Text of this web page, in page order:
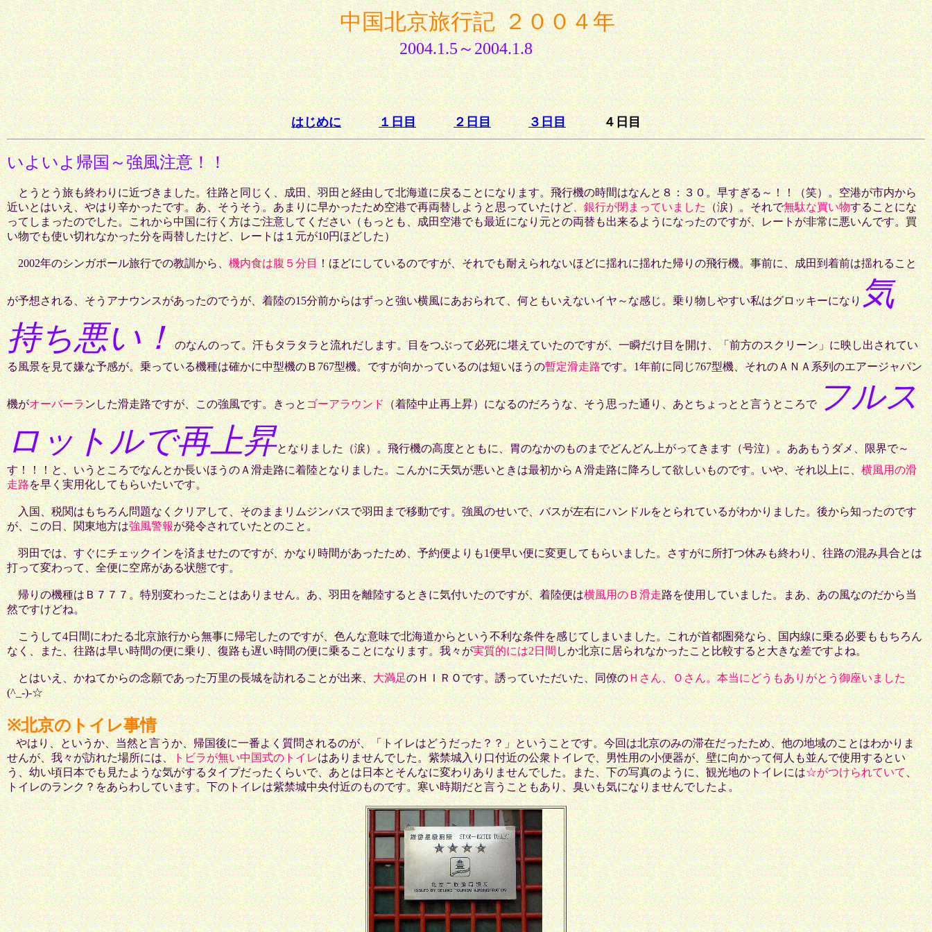
中国北京旅行記 ２００４年
2004.1.5～2004.1.8
はじめに １日目 ２日目 ３日目４日目
いよいよ帰国～強風注意！！
とうとう旅も終わりに近づきました。往路と同じく、成田、羽田と経由して北海道に戻ることになります。飛行機の時間はなんと８：３０。早すぎる～！！（笑）。空港が市内から
近いとはいえ、やはり辛かったです。あ、そうそう。あまりに早かったため空港で再両替しようと思っていたけど、銀行が閉まっていました（涙）。それで無駄な買い物することにな
ってしまったのでした。これから中国に行く方はご注意してください（もっとも、成田空港でも最近になり元との両替も出来るようになったのですが、レートが非常に悪いんです。買
い物でも使い切れなかった分を両替したけど、レートは１元が10円ほどした）
2002年のシンガポール旅行での教訓から、機内食は腹５分目！ほどにしているのですが、それでも耐えられないほどに揺れに揺れた帰りの飛行機。事前に、成田到着前は揺れること
が予想される、そうアナウンスがあったのでうが、着陸の15分前からはずっと強い横風にあおられて、何ともいえないイヤ～な感じ。乗り物しやすい私はグロッキーになり気
持ち悪い！のなんのって。汗もタラタラと流れだします。目をつぶって必死に堪えていたのですが、一瞬だけ目を開け、「前方のスクリーン」に映し出されてい
る風景を見て嫌な予感が。乗っている機種は確かに中型機のＢ767型機。ですが向かっているのは短いほうの暫定滑走路です。1年前に同じ767型機、それのＡＮＡ系列のエアージャパン
機がオーバーランした滑走路ですが、この強風です。きっとゴーアラウンド（着陸中止再上昇）になるのだろうな、そう思った通り、あとちょっとと言うところでフルス
ロットルで再上昇となりました（涙）。飛行機の高度とともに、胃のなかのものまでどんどん上がってきます（号泣）。ああもうダメ、限界で～
す！！！と、いうところでなんとか長いほうのＡ滑走路に着陸となりました。こんかに天気が悪いときは最初からＡ滑走路に降ろして欲しいものです。いや、それ以上に、横風用の滑
走路を早く実用化してもらいたいです。
入国、税関はもちろん問題なくクリアして、そのままリムジンバスで羽田まで移動です。強風のせいで、バスが左右にハンドルをとられているがわかりました。後から知ったのです
が、この日、関東地方は強風警報が発令されていたとのこと。
羽田では、すぐにチェックインを済ませたのですが、かなり時間があったため、予約便よりも1便早い便に変更してもらいました。さすがに所打つ休みも終わり、往路の混み具合とは
打って変わって、全便に空席がある状態です。
帰りの機種はＢ７７７。特別変わったことはありません。あ、羽田を離陸するときに気付いたのですが、着陸便は横風用のＢ滑走路を使用していました。まあ、あの風なのだから当
然ですけどね。
こうして4日間にわたる北京旅行から無事に帰宅したのですが、色んな意味で北海道からという不利な条件を感じてしまいました。これが首都圏発なら、国内線に乗る必要ももちろん
なく、また、往路は早い時間の便に乗り、復路も遅い時間の便に乗ることになります。我々が実質的には2日間しか北京に居られなかったこと比較すると大きな差ですよね。
とはいえ、かねてからの念願であった万里の長城を訪れることが出来、大満足のＨＩＲＯです。誘っていただいた、同僚のＨさん、Ｏさん。本当にどうもありがとう御座いました
(^_-)-☆
※北京のトイレ事情
やはり、というか、当然と言うか、帰国後に一番よく質問されるのが、「トイレはどうだった？？」ということです。今回は北京のみの滞在だったため、他の地域のことはわかりま
せんが、我々が訪れた場所には、トビラが無い中国式のトイレはありませんでした。紫禁城入り口付近の公衆トイレで、男性用の小便器が、壁に向かって何人も並んで使用するとい
う、幼い頃日本でも見たような気がするタイプだったくらいで、あとは日本とそんなに変わりありませんでした。また、下の写真のように、観光地のトイレには☆がつけられていて、
トイレのランク？をあらわしています。下のトイレは紫禁城中央付近のものです。寒い時期だと言うこともあり、臭いも気になりませんでしたよ。